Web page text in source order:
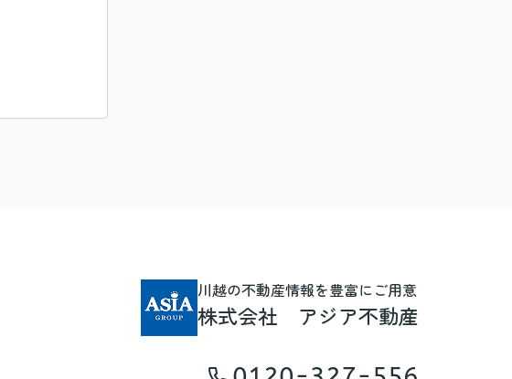
川越の不動産情報を豊富にご用意
株式会社 アジア不動産